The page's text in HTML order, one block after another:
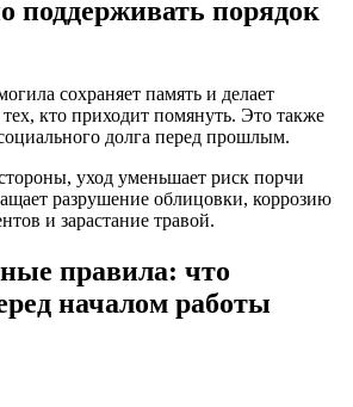
поддерживать порядок
сохраняет память и делает
кто приходит помянуть. Это также
долга перед прошлым.
уход уменьшает риск порчи
разрушение облицовки, коррозию
и зарастание травой.
правила: что
началом работы